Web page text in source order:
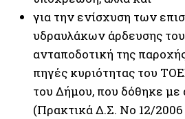
για την ενίσχυση των
υδραυλάκων άρδευσης
ανταποδοτική της
πηγές κυριότητας του
του Δήμου, που δόθηκε
(Πρακτικά Δ.Σ. Νο 12/2006